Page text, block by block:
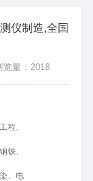
仪制造,全国
览量：2018
程、
铁、
、电